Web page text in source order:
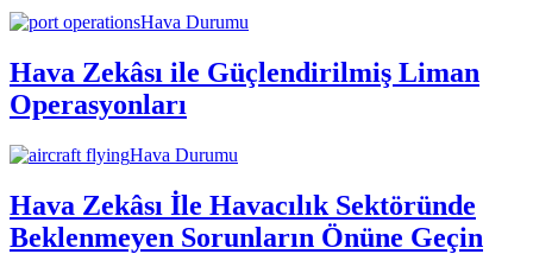
Hava Durumu
Hava Zekâsı ile Güçlendirilmiş Liman
Operasyonları
Hava Durumu
Hava Zekâsı İle Havacılık Sektöründe
Beklenmeyen Sorunların Önüne Geçin